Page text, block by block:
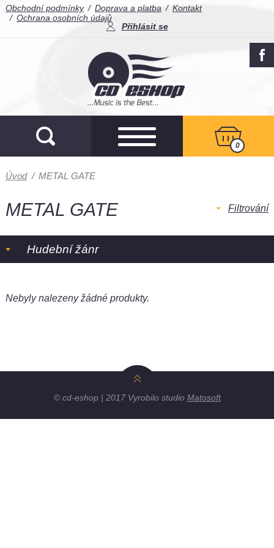
Obchodní podmínky Doprava a platba
Kontakt
Ochrana osobních údajů
Přihlásit se
0
Úvod / METAL GATE
METAL GATE Filtrování
Hudební žánr
Nebyly nalezeny žádné produkty.
© cd-eshop | 2017 Vyrobilo studio Matosoft